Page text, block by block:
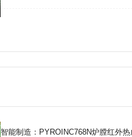
智能制造：PYROINC768N炉膛红外